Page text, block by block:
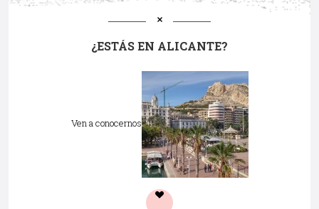
¿ESTÁS EN ALICANTE?
Ven a conocernos